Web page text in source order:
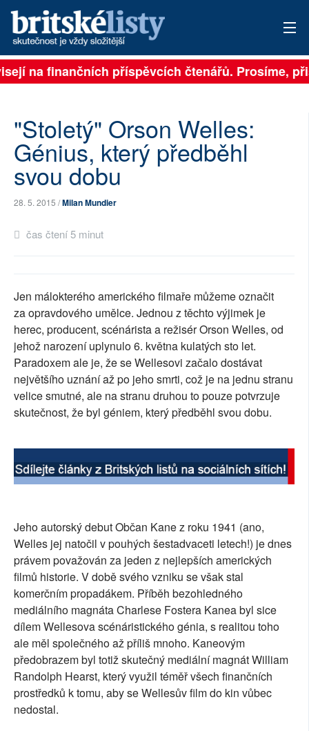
PŘIHLÁSIT
ARCHIV
TÉMATA
NEJČTENĚJŠÍ ZA 7 DNÍ
PŘÍSPĚVKY NA PROVOZ
SOCIÁLNÍ SÍTĚ
RUBRIKY
PLNÁ VERZE STRÁNEK
na finančních příspěvcích čtenářů. Prosíme,
"Stoletý" Orson Welles:
Génius, který předběhl
svou dobu
28. 5. 2015 /Milan Mundier
čas čtení 5 minut
Jen málokterého amerického filmaře můžeme označit
za opravdového umělce. Jednou z těchto výjimek je
herec, producent, scénárista a režisér Orson Welles, od
jehož narození uplynulo 6. května kulatých sto let.
Paradoxem ale je, že se Wellesovi začalo dostávat
největšího uznání až po jeho smrti, což je na jednu stranu
velice smutné, ale na stranu druhou to pouze potvrzuje
skutečnost, že byl géniem, který předběhl svou dobu.
Jeho autorský debut Občan Kane z roku 1941 (ano,
Welles jej natočil v pouhých šestadvaceti letech!) je dnes
právem považován za jeden z nejlepších amerických
filmů historie. V době svého vzniku se však stal
komerčním propadákem. Příběh bezohledného
mediálního magnáta Charlese Fostera Kanea byl sice
dílem Wellesova scénáristického génia, s realitou toho
ale měl společného až příliš mnoho. Kaneovým
předobrazem byl totiž skutečný mediální magnát William
Randolph Hearst, který využil téměř všech finančních
prostředků k tomu, aby se Wellesův film do kin vůbec
nedostal.